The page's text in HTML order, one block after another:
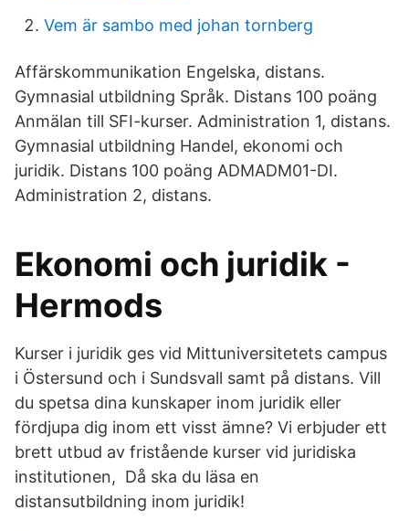
Vem är sambo med johan tornberg
Affärskommunikation Engelska, distans.
Gymnasial utbildning Språk. Distans 100 poäng
Anmälan till SFI-kurser. Administration 1, distans.
Gymnasial utbildning Handel, ekonomi och
juridik. Distans 100 poäng ADMADM01-DI.
Administration 2, distans.
Ekonomi och juridik -
Hermods
Kurser i juridik ges vid Mittuniversitetets campus
i Östersund och i Sundsvall samt på distans. Vill
du spetsa dina kunskaper inom juridik eller
fördjupa dig inom ett visst ämne? Vi erbjuder ett
brett utbud av fristående kurser vid juridiska
institutionen, Då ska du läsa en
distansutbildning inom juridik!